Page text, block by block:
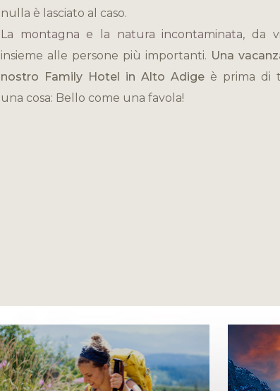
nulla è lasciato al caso.
La montagna e la natura incontaminata, da
insieme alle persone più importanti. Una
nostro Family Hotel in Alto Adigeè prima di
una cosa: Bello come una favola!